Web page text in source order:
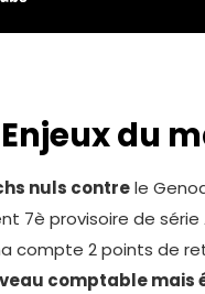
Enjeux du
nuls contrele
7è provisoire de
compte 2 points de
comptable